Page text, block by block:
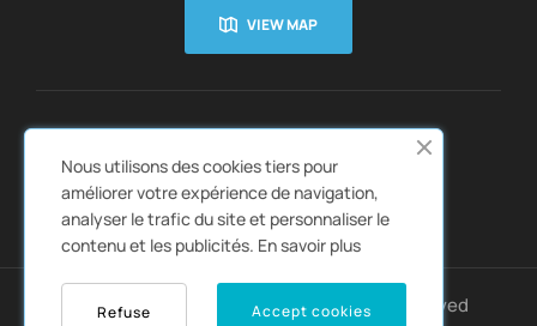
VIEW MAP
QUICK LINKS  CATALOGS 
Copyright © 2022 Autozpro. All rights reserved
Nous utilisons des cookies tiers pour
améliorer votre expérience de navigation,
analyser le trafic du site et personnaliser le
contenu et les publicités. En savoir plus
Accept cookies
Refuse